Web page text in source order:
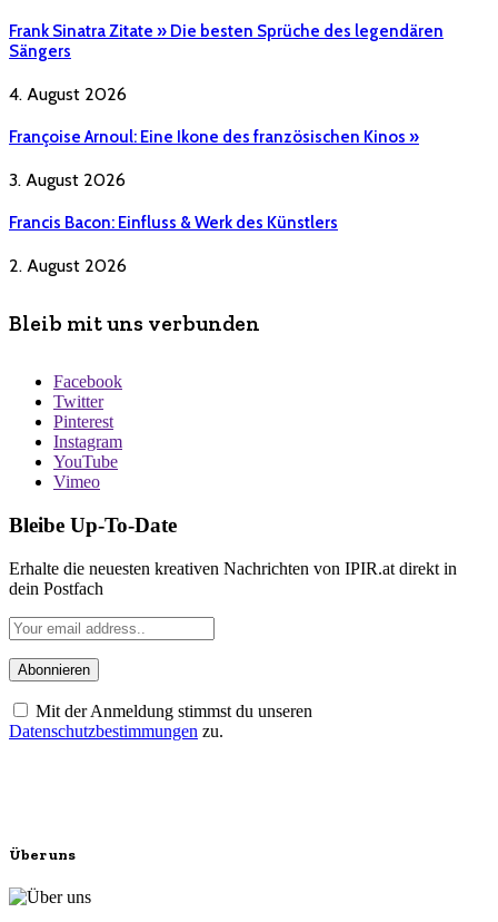
Frank Sinatra Zitate » Die besten Sprüche des legendären
Sängers
4. August 2026
Françoise Arnoul: Eine Ikone des französischen Kinos »
3. August 2026
Francis Bacon: Einfluss & Werk des Künstlers
2. August 2026
Bleib mit uns verbunden
Facebook
Twitter
Pinterest
Instagram
YouTube
Vimeo
Bleibe Up-To-Date
Erhalte die neuesten kreativen Nachrichten von IPIR.at direkt in
dein Postfach
Mit der Anmeldung stimmst du unseren
Datenschutzbestimmungen zu.
Über uns